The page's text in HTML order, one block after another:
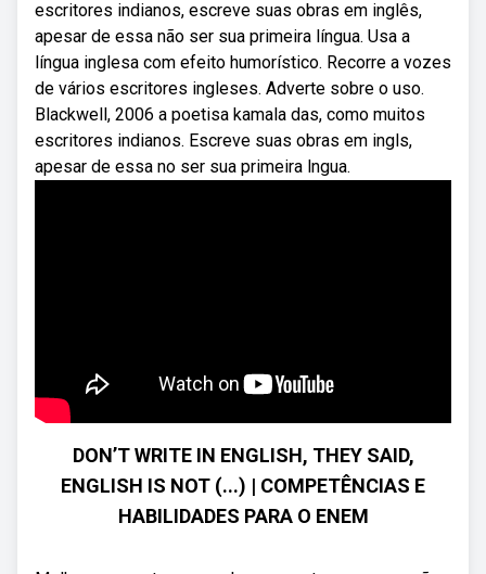
escritores indianos, escreve suas obras em inglês,
apesar de essa não ser sua primeira língua. Usa a
língua inglesa com efeito humorístico. Recorre a vozes
de vários escritores ingleses. Adverte sobre o uso.
Blackwell, 2006 a poetisa kamala das, como muitos
escritores indianos. Escreve suas obras em ingls,
apesar de essa no ser sua primeira lngua.
DON’T WRITE IN ENGLISH, THEY SAID,
ENGLISH IS NOT (...) | COMPETÊNCIAS E
HABILIDADES PARA O ENEM